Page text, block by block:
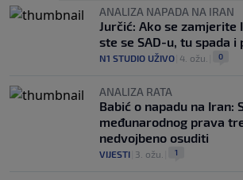
ANALIZA NAPADA NA IRAN
Jurčić: Ako se zamjerite
ste se SAD-u, tu spada i
N1 STUDIO UŽIVO 4. ožu. 0
ANALIZA RATA
Babić o napadu na Iran:
međunarodnog prava
nedvojbeno osuditi
VIJESTI 3. ožu. 1